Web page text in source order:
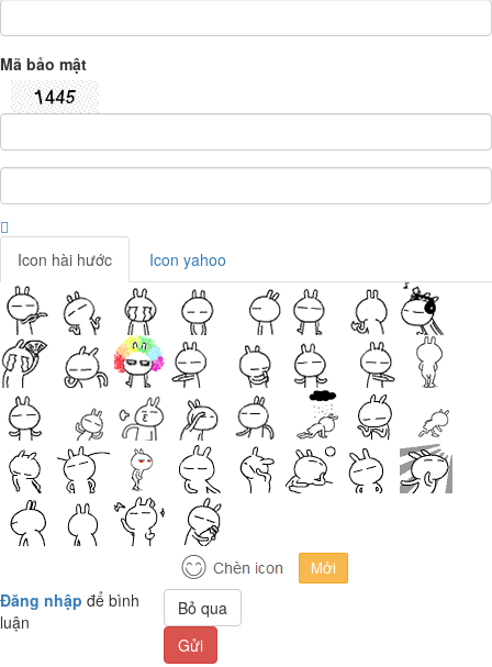
Mã bảo mật
Icon hài hước Icon yahoo
Đăng nhập để bình
luận
Bỏ qua
Gửi